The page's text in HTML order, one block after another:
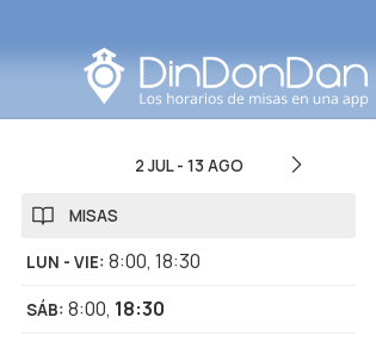
2 JUL- 13 AGO
MISAS
LUN - VIE: 8:00, 18:30
SÁB: 8:00, 18:30